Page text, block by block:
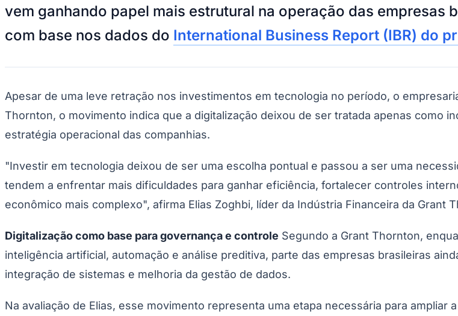
Fórmula 1
UFC
Tênis (ATP)
MLB
Competições de Futebol
Brasileirão Série B
Copa do Brasil
Libertadores
Sul-Americana
Copa América
Champions League
Bundesliga
Mundial 2026
vem ganhando papel mais estrutural na operação das empresas
com base nos dados do International Business Report (IBR) do
Apesar de uma leve retração nos investimentos em tecnologia no período, o
Thornton, o movimento indica que a digitalização deixou de ser tratada apenas como
estratégia operacional das companhias.
"Investir em tecnologia deixou de ser uma escolha pontual e passou a ser uma
tendem a enfrentar mais dificuldades para ganhar eficiência, fortalecer controles
econômico mais complexo", afirma Elias Zoghbi, líder da Indústria Financeira da Grant
Digitalização como base para governança e controle Segundo a Grant Thornton,
inteligência artificial, automação e análise preditiva, parte das empresas brasileiras
integração de sistemas e melhoria da gestão de dados.
Na avaliação de Elias, esse movimento representa uma etapa necessária para